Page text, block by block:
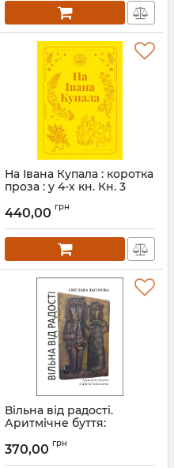
На Івана Купала : коротка
проза : у 4-х кн. Кн. 3
Артикул: Л53525
440,00 грн
Вільна від радості.
Аритмічне буття:
роман
Артикул: Л13517
370,00 грн